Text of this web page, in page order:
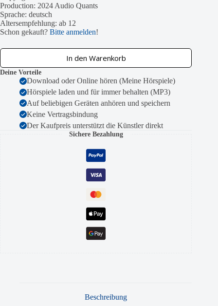
Production: 2024 Audio Quants
Sprache: deutsch
Altersempfehlung: ab 12
Schon gekauft? Bitte anmelden!
In den Warenkorb
Deine Vorteile
Download oder Online hören (Meine Hörspiele)
Hörspiele laden und für immer behalten (MP3)
Auf beliebigen Geräten anhören und speichern
Keine Vertragsbindung
Der Kaufpreis unterstützt die Künstler direkt
Sichere Bezahlung
Beschreibung